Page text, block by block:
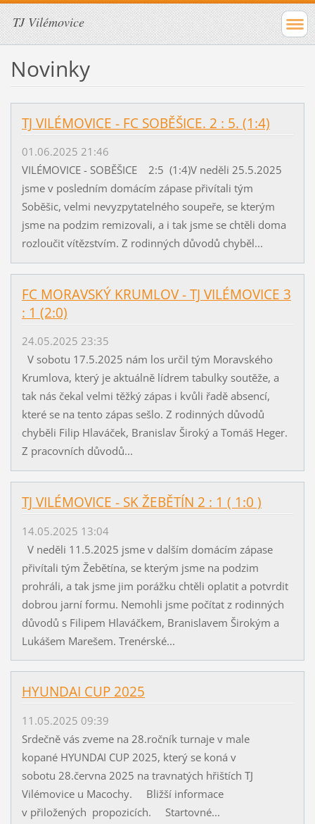
TJ Vilémovice
Novinky
TJ VILÉMOVICE - FC SOBĚŠICE. 2 : 5. (1:4)
01.06.2025 21:46
VILÉMOVICE - SOBĚŠICE 2:5 (1:4)V neděli 25.5.2025
jsme v posledním domácím zápase přivítali tým
Soběšic, velmi nevyzpytatelného soupeře, se kterým
jsme na podzim remizovali, a i tak jsme se chtěli doma
rozloučit vítězstvím. Z rodinných důvodů chyběl...
FC MORAVSKÝ KRUMLOV - TJ VILÉMOVICE 3
: 1 (2:0)
24.05.2025 23:35
V sobotu 17.5.2025 nám los určil tým Moravského
Krumlova, který je aktuálně lídrem tabulky soutěže, a
tak nás čekal velmi těžký zápas i kvůli řadě absencí,
které se na tento zápas sešlo. Z rodinných důvodů
chyběli Filip Hlaváček, Branislav Široký a Tomáš Heger.
Z pracovních důvodů...
TJ VILÉMOVICE - SK ŽEBĚTÍN 2 : 1 ( 1:0 )
14.05.2025 13:04
V neděli 11.5.2025 jsme v dalším domácím zápase
přivítali tým Žebětína, se kterým jsme na podzim
prohráli, a tak jsme jim porážku chtěli oplatit a potvrdit
dobrou jarní formu. Nemohli jsme počítat z rodinných
důvodů s Filipem Hlaváčkem, Branislavem Širokým a
Lukášem Marešem. Trenérské...
HYUNDAI CUP 2025
11.05.2025 09:39
Srdečně vás zveme na 28.ročník turnaje v male
kopané HYUNDAI CUP 2025, který se koná v
sobotu 28.června 2025 na travnatých hřištích TJ
Vilémovice u Macochy. Bližší informace
v přiložených propozicích. Startovné...